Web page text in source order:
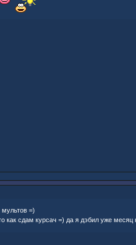
=)
как сдам курсач =) да я дэбил уже